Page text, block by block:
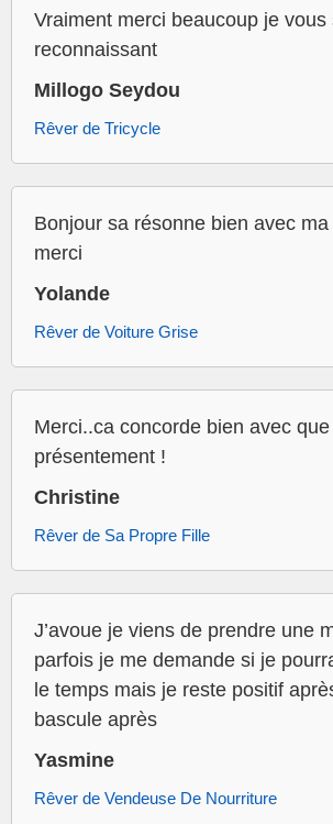
Vraiment merci beaucoup je vous
reconnaissant
Millogo Seydou
Rêver de Tricycle
Bonjour sa résonne bien avec
merci
Yolande
Rêver de Voiture Grise
Merci..ca concorde bien avec
présentement !
Christine
Rêver de Sa Propre Fille
J’avoue je viens de prendre une
parfois je me demande si je
le temps mais je reste positif
bascule après
Yasmine
Rêver de Vendeuse De Nourriture